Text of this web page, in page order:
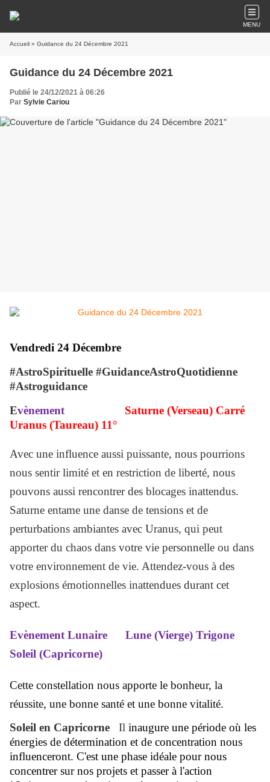
MENU
Accueil » Guidance du 24 Décembre 2021
Guidance du 24 Décembre 2021
Publié le 24/12/2021 à 06:26
Par Sylvie Cariou
Vendredi 24 Décembre
#AstroSpirituelle #GuidanceAstroQuotidienne
#Astroguidance
Evènement Saturne (Verseau) Carré
Uranus (Taureau) 11°
Avec une influence aussi puissante, nous pourrions
nous sentir limité et en restriction de liberté, nous
pouvons aussi rencontrer des blocages inattendus.
Saturne entame une danse de tensions et de
perturbations ambiantes avec Uranus, qui peut
apporter du chaos dans votre vie personnelle ou dans
votre environnement de vie. Attendez-vous à des
explosions émotionnelles inattendues durant cet
aspect.
Evènement Lunaire Lune (Vierge) Trigone
Soleil (Capricorne)
Cette constellation nous apporte le bonheur, la
réussite, une bonne santé et une bonne vitalité.
Soleil en Capricorne Il inaugure une période où les
énergies de détermination et de concentration nous
influenceront. C'est une phase idéale pour nous
concentrer sur nos projets et passer à l'action